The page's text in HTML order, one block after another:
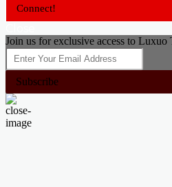
Connect!
Join us for exclusive access to Luxuo
Subscribe